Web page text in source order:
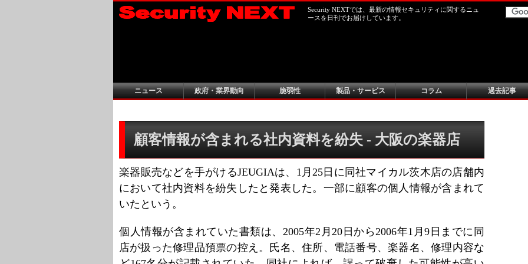
Security NEXTでは、最新の情報セキュリティに関するニュ
ースを日刊でお届けしています。
ニュース 政府・業界動向 脆弱性 製品・サービス コラム 過去記事
顧客情報が含まれる社内資料を紛失 - 大阪の楽器店
楽器販売などを手がけるJEUGIAは、1月25日に同社マイカル茨木店の店舗内
において社内資料を紛失したと発表した。一部に顧客の個人情報が含まれて
いたという。
個人情報が含まれていた書類は、2005年2月20日から2006年1月9日までに同
店が扱った修理品預票の控え。氏名、住所、電話番号、楽器名、修理内容な